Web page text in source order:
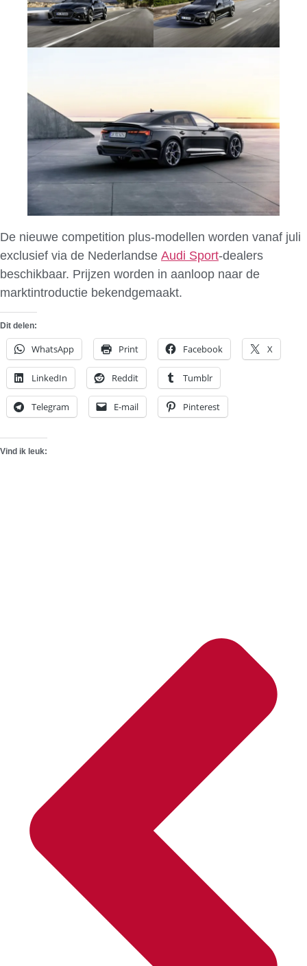
De nieuwe competition plus-modellen worden vanaf juli
exclusief via de Nederlandse Audi Sport-dealers
beschikbaar. Prijzen worden in aanloop naar de
marktintroductie bekendgemaakt.
Dit delen:
WhatsApp Print Facebook X
LinkedIn Reddit Tumblr
Telegram E-mail Pinterest
Vind ik leuk: